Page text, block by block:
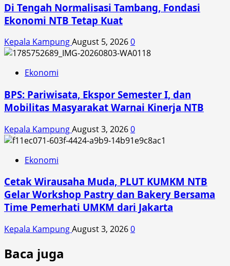
Di Tengah Normalisasi Tambang, Fondasi
Ekonomi NTB Tetap Kuat
Kepala KampungAugust 5, 20260
Ekonomi
BPS: Pariwisata, Ekspor Semester I, dan
Mobilitas Masyarakat Warnai Kinerja NTB
Kepala KampungAugust 3, 20260
Ekonomi
Cetak Wirausaha Muda, PLUT KUMKM NTB
Gelar Workshop Pastry dan Bakery Bersama
Time Pemerhati UMKM dari Jakarta
Kepala KampungAugust 3, 20260
Baca juga